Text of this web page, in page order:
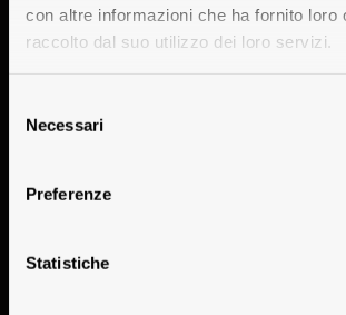
con altre informazioni che ha fornito loro
raccolto dal suo utilizzo dei loro servizi.
delNecessari
Preferenze
StatisticheNote